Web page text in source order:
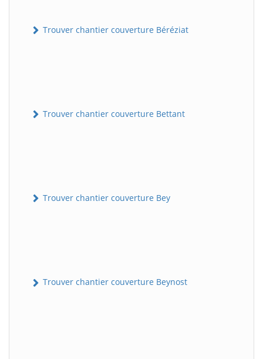
Trouver chantier couverture Béréziat
Trouver chantier couverture Bettant
Trouver chantier couverture Bey
Trouver chantier couverture Beynost